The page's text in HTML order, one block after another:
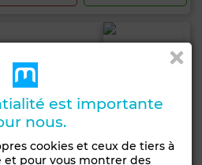
est importante
nous.
cookies et ceux de tiers à
et pour vous montrer des